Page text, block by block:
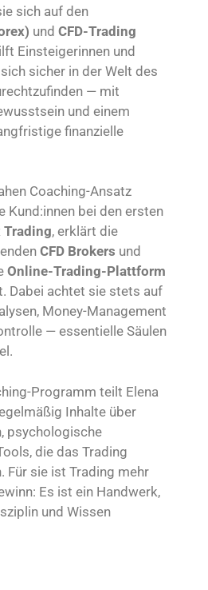
sich auf den
und CFD-Trading
Einsteigerinnen und
sicher in der Welt des
— mit
und einem
finanzielle
Coaching-Ansatz
Kund:innen bei den ersten
Trading, erklärt die
CFD Brokers und
Online-Trading-Plattform
Dabei achtet sie stets auf
Money-Management
— essentielle Säulen
Programm teilt Elena
Inhalte über
psychologische
die das Trading
Für sie ist Trading mehr
Es ist ein Handwerk,
und Wissen